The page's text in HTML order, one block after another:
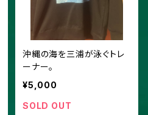
沖縄の海を三浦が泳ぐトレ
ーナー。
¥5,000
SOLD OUT